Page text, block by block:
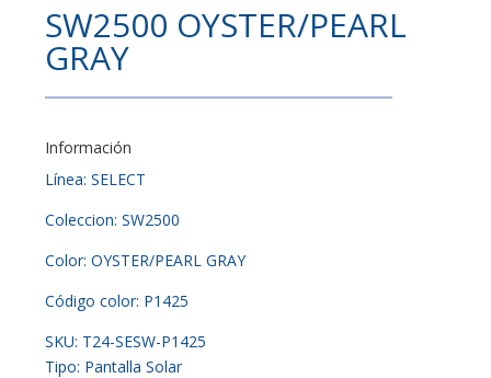
SW2500 OYSTER/PEARL
GRAY
Información
Línea: SELECT
Coleccion: SW2500
Color: OYSTER/PEARL GRAY
Código color: P1425
SKU: T24-SESW-P1425
Tipo: Pantalla Solar